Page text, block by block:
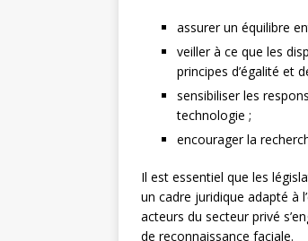
assurer un équilibre
veiller à ce que les
principes d’égalité et
sensibiliser les
technologie ;
encourager la
Il est essentiel que les
un cadre juridique adapté à
acteurs du secteur privé
de reconnaissance faciale.